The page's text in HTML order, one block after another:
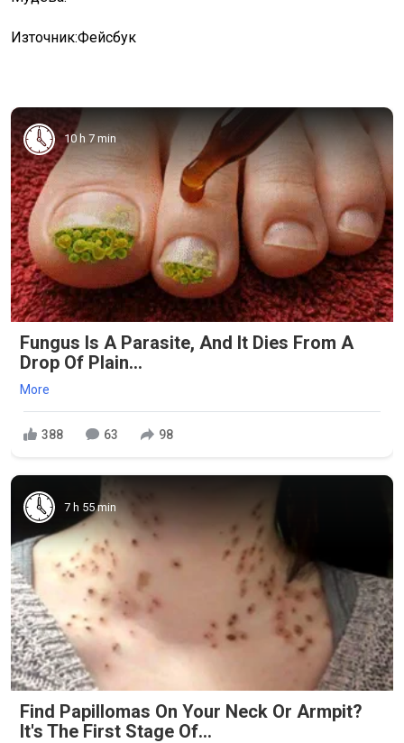
Източник:Фейсбук
10 h 7 min
Fungus Is A Parasite, And It Dies From A
Drop Of Plain...
More
388 63 98
7 h 55 min
Find Papillomas On Your Neck Or Armpit?
It's The First Stage Of...